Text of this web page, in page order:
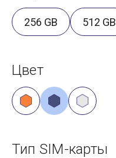
256 GB 512 GB
Цвет
Тип SIM-карты